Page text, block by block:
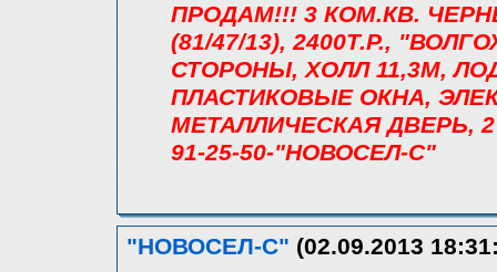
ПРОДАМ!!! 3 КОМ.КВ.
(81/47/13), 2400Т.Р.,
СТОРОНЫ, ХОЛЛ 11,3М,
ПЛАСТИКОВЫЕ ОКНА,
МЕТАЛЛИЧЕСКАЯ ДВЕРЬ,
91-25-50-"НОВОСЕЛ-С"
"НОВОСЕЛ-С" (02.09.2013